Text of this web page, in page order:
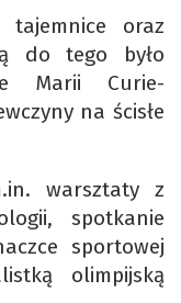
tajemnice oraz
do tego było
Marii Curie-
na ścisłe
warsztaty z
spotkanie
sportowej
olimpijską